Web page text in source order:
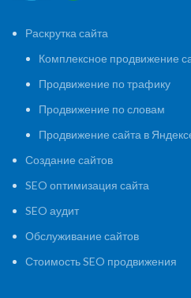
Раскрутка сайта
Комплексное продвижение
Продвижение по трафику
Продвижение по словам
Продвижение сайта в
Создание сайтов
SEO оптимизация сайта
SEO аудит
Обслуживание сайтов
Стоимость SEO продвижения